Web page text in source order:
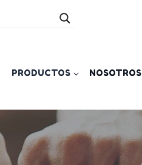
PRODUCTOS NOSOTROS